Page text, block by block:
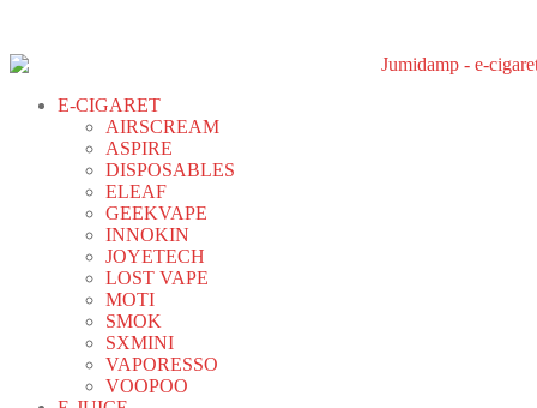
E-CIGARET
AIRSCREAM
ASPIRE
DISPOSABLES
ELEAF
GEEKVAPE
INNOKIN
JOYETECH
LOST VAPE
MOTI
SMOK
SXMINI
VAPORESSO
VOOPOO